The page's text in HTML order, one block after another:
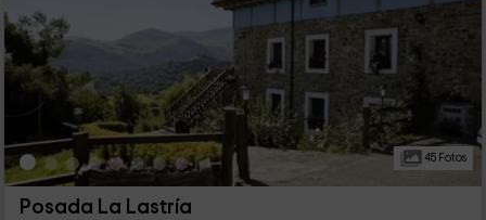
45 Fotos
Posada La Lastría